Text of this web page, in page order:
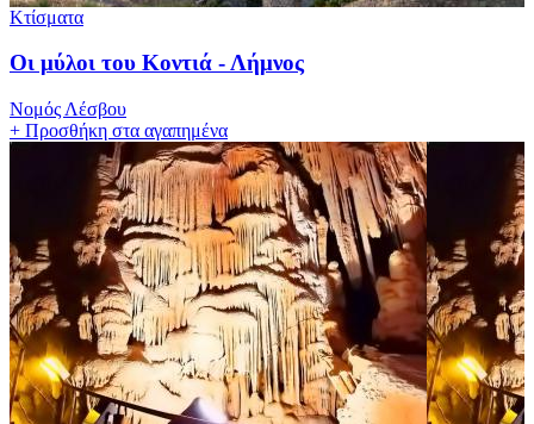
Κτίσματα
Οι μύλοι του Κοντιά - Λήμνος
Νομός Λέσβου
+ Προσθήκη στα αγαπημένα